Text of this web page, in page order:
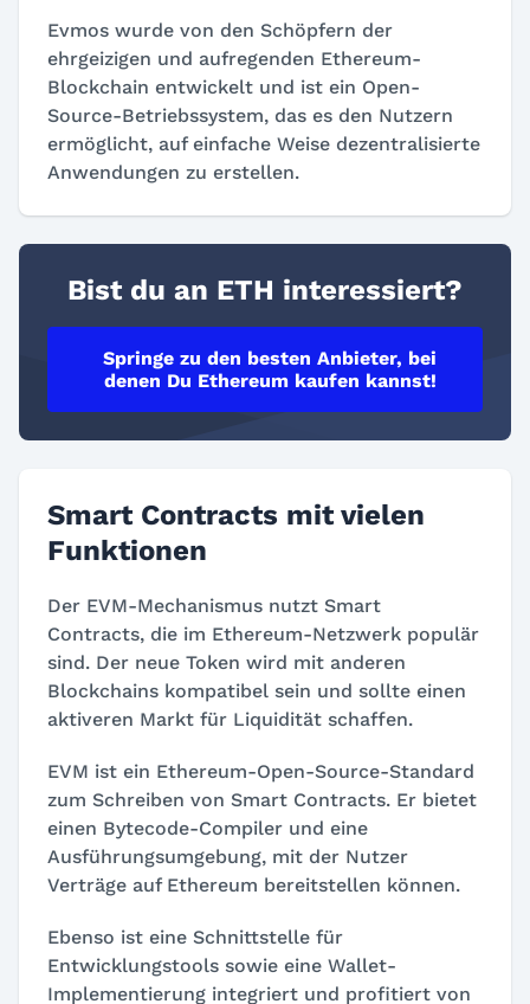
Evmos wurde von den Schöpfern der
ehrgeizigen und aufregenden Ethereum-
Blockchain entwickelt und ist ein Open-
Source-Betriebssystem, das es den Nutzern
ermöglicht, auf einfache Weise dezentralisierte
Anwendungen zu erstellen.
Bist du an ETH interessiert?
Springe zu den besten Anbieter, bei
denen Du Ethereum kaufen kannst!
Smart Contracts mit vielen
Funktionen
Der EVM-Mechanismus nutzt Smart
Contracts, die im Ethereum-Netzwerk populär
sind. Der neue Token wird mit anderen
Blockchains kompatibel sein und sollte einen
aktiveren Markt für Liquidität schaffen.
EVM ist ein Ethereum-Open-Source-Standard
zum Schreiben von Smart Contracts. Er bietet
einen Bytecode-Compiler und eine
Ausführungsumgebung, mit der Nutzer
Verträge auf Ethereum bereitstellen können.
Ebenso ist eine Schnittstelle für
Entwicklungstools sowie eine Wallet-
Implementierung integriert und profitiert von